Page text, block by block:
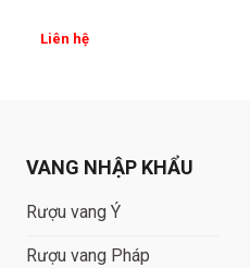
Liên hệ
VANG NHẬP KHẨU
Rượu vang Ý
Rượu vang Pháp